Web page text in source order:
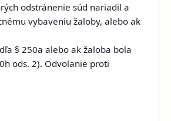
odstránenie súd nariadil a
vybaveniu žaloby, alebo ak
§ 250a alebo ak žaloba bola
ods. 2). Odvolanie proti